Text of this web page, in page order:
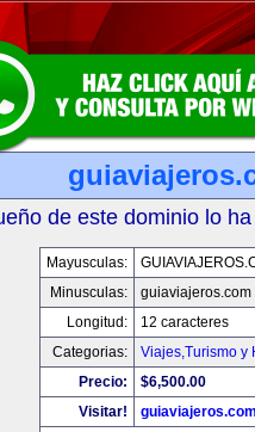
de este dominio lo
Mayusculas:
Minusculas:
guiaviajeros.com
Longitud:
12 caracteres
Categorias:
Viajes,Turismo y
Precio:
$6,500.00
Visitar!